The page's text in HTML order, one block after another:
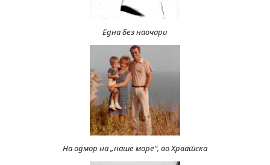
Една без наочари
На одмор на „наше море“, во Хрватска